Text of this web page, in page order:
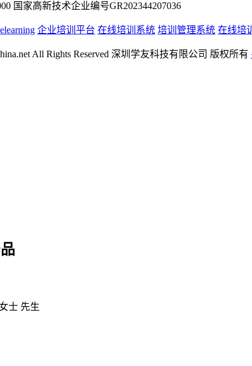
国家高新技术企业编号GR202344207036
elearning 企业培训平台 在线培训系统 培训管理系统 在线培
All Rights Reserved 深圳学友科技有限公司 版权所有
女士 先生